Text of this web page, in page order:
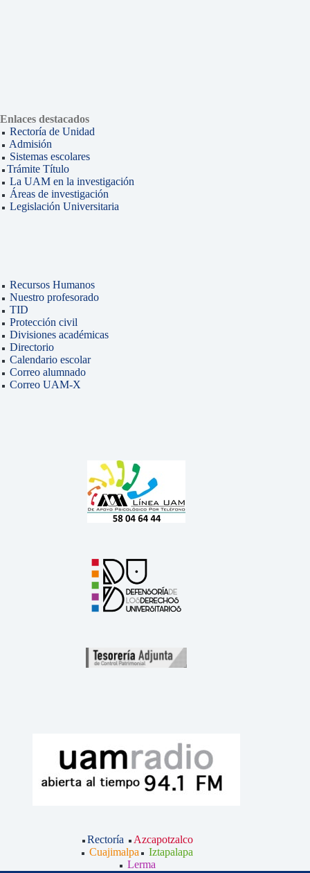
Enlaces destacados
Rectoría de Unidad
Admisión
Sistemas escolares
Trámite Título
La UAM en la investigación
Áreas de investigación
Legislación Universitaria
Recursos Humanos
Nuestro profesorado
TID
Protección civil
Divisiones académicas
Directorio
Calendario escolar
Correo alumnado
Correo UAM-X
Rectoría
Azcapotzalco
Cuajimalpa
Iztapalapa
Lerma